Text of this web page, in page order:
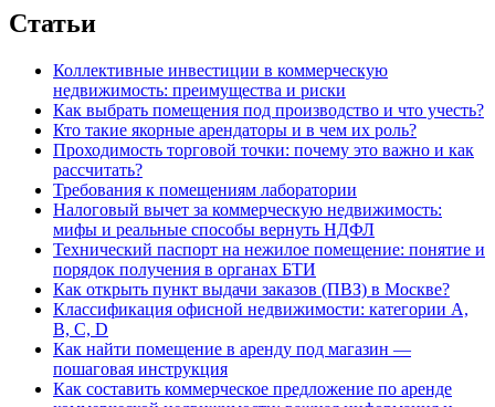
Статьи
Коллективные инвестиции в коммерческую
недвижимость: преимущества и риски
Как выбрать помещения под производство и что учесть?
Кто такие якорные арендаторы и в чем их роль?
Проходимость торговой точки: почему это важно и как
рассчитать?
Требования к помещениям лаборатории
Налоговый вычет за коммерческую недвижимость:
мифы и реальные способы вернуть НДФЛ
Технический паспорт на нежилое помещение: понятие и
порядок получения в органах БТИ
Как открыть пункт выдачи заказов (ПВЗ) в Москве?
Классификация офисной недвижимости: категории A,
B, C, D
Как найти помещение в аренду под магазин —
пошаговая инструкция
Как составить коммерческое предложение по аренде